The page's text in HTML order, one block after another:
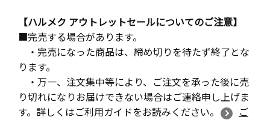
【ハルメク アウトレットセールについてのご注意】
■完売する場合があります。
・完売になった商品は、締め切りを待たず終了とな
ります。
・万一、注文集中等により、ご注文を承った後に売
り切れになりお届けできない場合はご連絡申し上げま
す。詳しくはご利用ガイドをお読みください。
ご